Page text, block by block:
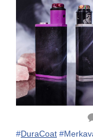
#DuraCoat #